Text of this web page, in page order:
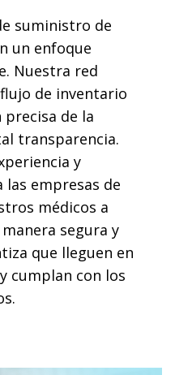
suministro de
un enfoque
Nuestra red
de inventario
de la
transparencia.
y
las empresas de
médicos a
segura y
que lleguen en
cumplan con los